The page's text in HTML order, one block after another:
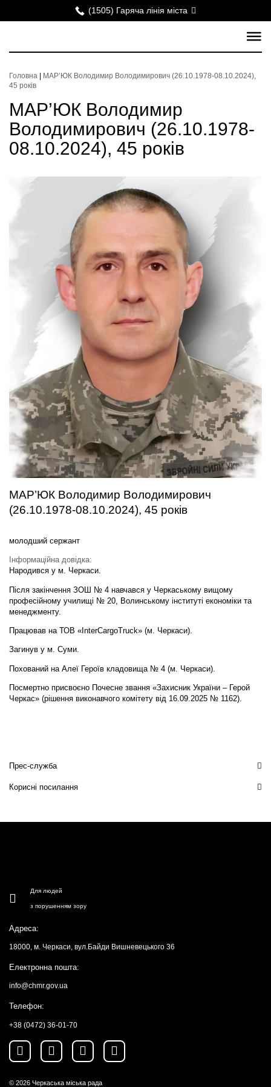
(1505) Гаряча лінія міста
Головна
МАР’ЮК Володимир Володимирович (26.10.1978-08.10.2024),
45 років
МАР’ЮК Володимир
Володимирович (26.10.1978-
08.10.2024), 45 років
МАР’ЮК Володимир Володимирович
(26.10.1978-08.10.2024), 45 років
молодший сержант
Інформаційна довідка:
Народився у м. Черкаси.
Після закінчення ЗОШ № 4 навчався у Черкаському вищому
професійному училищі № 20, Волинському інституті економіки та
менеджменту.
Працював на ТОВ «InterCargoTruck» (м. Черкаси).
Загинув у м. Суми.
Похований на Алеї Героїв кладовища № 4 (м. Черкаси).
Посмертно присвоєно Почесне звання «Захисник України – Герой
Черкас» (рішення виконавчого комітету від 16.09.2025 № 1162).
Прес-служба
Корисні посилання
Для людей
з порушенням зору
Адреса:
18000, м. Черкаси, вул.Байди Вишневецького 36
Електронна пошта:
info@chmr.gov.ua
Телефон:
+38 (0472) 36-01-70
© 2026 Черкаська міська рада